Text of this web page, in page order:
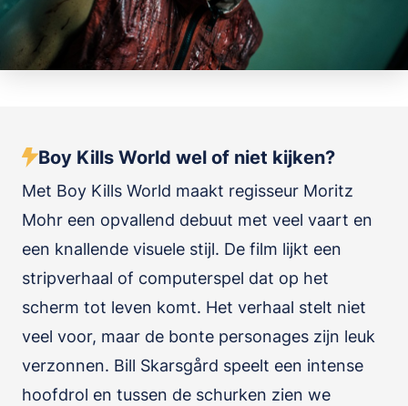
Boy Kills World wel of niet kijken?
Met Boy Kills World maakt regisseur Moritz
Mohr een opvallend debuut met veel vaart en
een knallende visuele stijl. De film lijkt een
stripverhaal of computerspel dat op het
scherm tot leven komt. Het verhaal stelt niet
veel voor, maar de bonte personages zijn leuk
verzonnen. Bill Skarsgård speelt een intense
hoofdrol en tussen de schurken zien we